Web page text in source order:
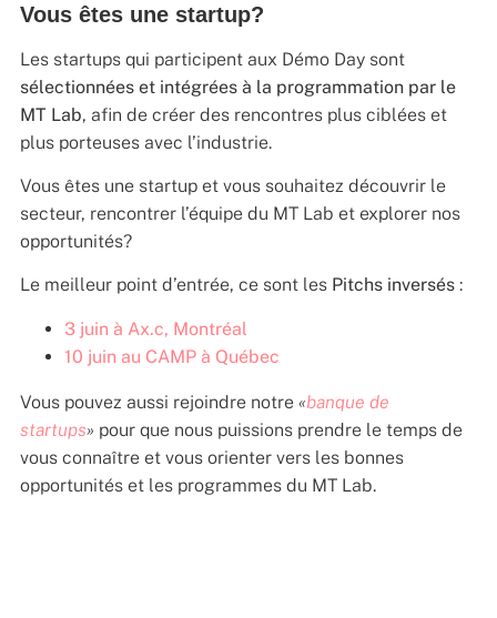
Vous êtes une startup?
Les startups qui participent aux Démo Day sont
sélectionnées et intégrées à la programmation par le
MT Lab, afin de créer des rencontres plus ciblées et
plus porteuses avec l’industrie.
Vous êtes une startup et vous souhaitez découvrir le
secteur, rencontrer l’équipe du MT Lab et explorer nos
opportunités?
Le meilleur point d’entrée, ce sont les Pitchs inversés :
3 juin à Ax.c, Montréal
10 juin au CAMP à Québec
Vous pouvez aussi rejoindre notre «banque de
startups» pour que nous puissions prendre le temps de
vous connaître et vous orienter vers les bonnes
opportunités et les programmes du MT Lab.